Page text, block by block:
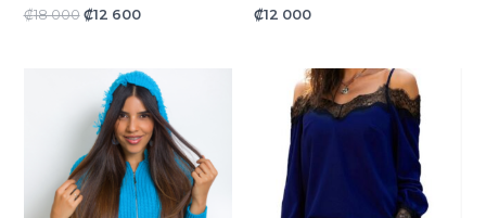
₡18 000 ₡12 600 ₡12 000